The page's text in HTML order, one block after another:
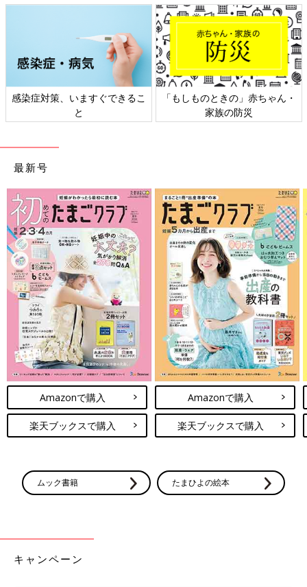
ときの」赤ちゃん・
日本外来小児科学会リーフレッ
六星占術
最新号
Amazonで購入
楽天ブックスで購入
Amazonで購入
楽天ブックスで購入
ムック書籍 たまひよの絵本
キャンペーン